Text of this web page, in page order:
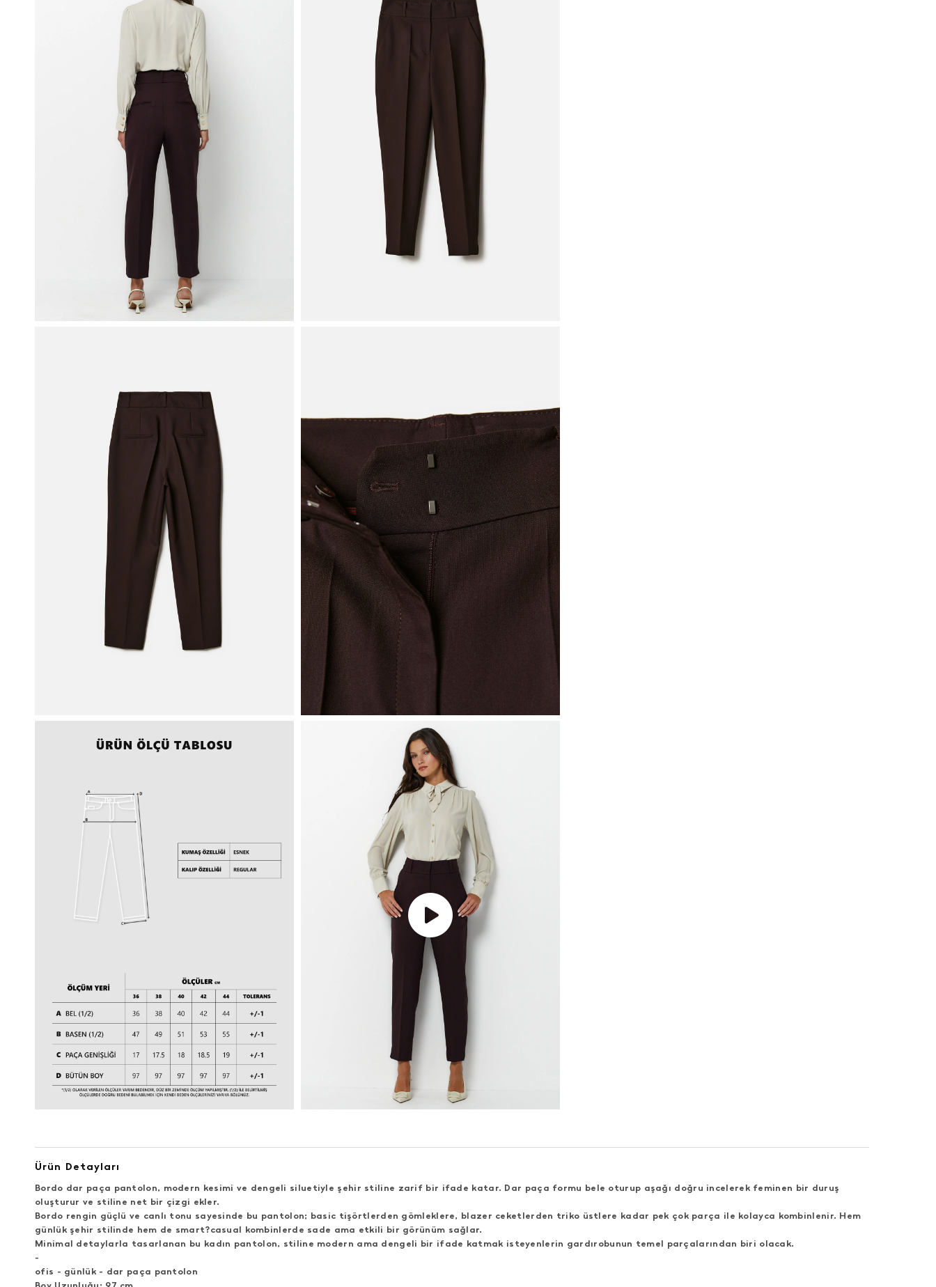
Ürün Detayları
Bordo dar paça pantolon, modern kesimi ve dengeli siluetiyle şehir stiline zarif bir ifade katar. Dar paça formu bele oturup aşağı doğru incelerek feminen bir duruş
oluşturur ve stiline net bir çizgi ekler.
Bordo rengin güçlü ve canlı tonu sayesinde bu pantolon; basic tişörtlerden gömleklere, blazer ceketlerden triko üstlere kadar pek çok parça ile kolayca kombinlenir. Hem
günlük şehir stilinde hem de smart?casual kombinlerde sade ama etkili bir görünüm sağlar.
Minimal detaylarla tasarlanan bu kadın pantolon, stiline modern ama dengeli bir ifade katmak isteyenlerin gardırobunun temel parçalarından biri olacak.
-
ofis - günlük - dar paça pantolon